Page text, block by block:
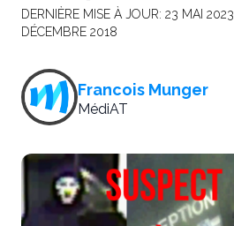
DERNIÈRE MISE À JOUR: 23 MAI 2023
DÉCEMBRE 2018
Francois Munger
MédiAT